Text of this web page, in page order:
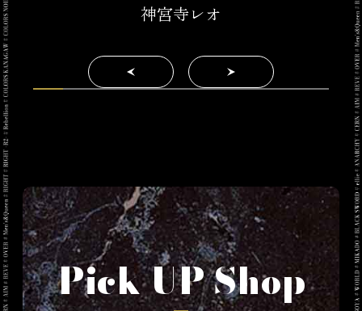
神宮寺レオ
Pick UP Shop